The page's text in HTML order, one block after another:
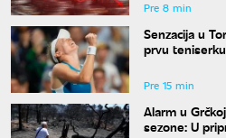
Pre 8 min
Senzacija u
prvu
Pre 15 min
Alarm u
sezone: U